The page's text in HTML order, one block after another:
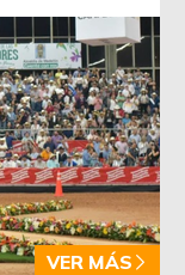
VER MÁS